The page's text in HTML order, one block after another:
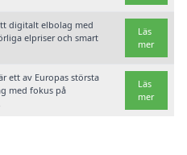
digitalt elbolag med
elpriser och smart
Läs
mer
ett av Europas största
med fokus på
Läs
mer